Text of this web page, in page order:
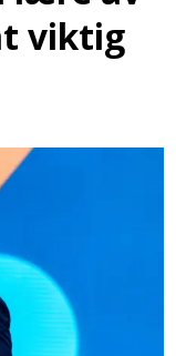
viktig